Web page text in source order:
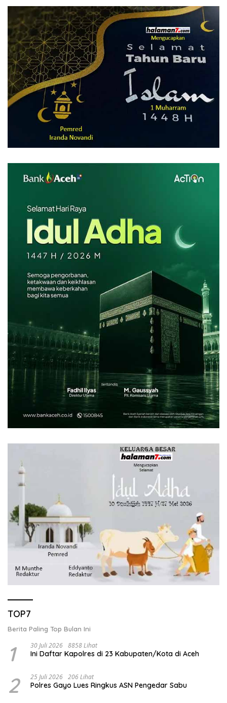
TOP7
Berita Paling Top Bulan Ini
1 30 Juli 2026 8858 Lihat
Ini Daftar Kapolres di 23 Kabupaten/Kota di Aceh
2 25 Juli 2026 206 Lihat
Polres Gayo Lues Ringkus ASN Pengedar Sabu